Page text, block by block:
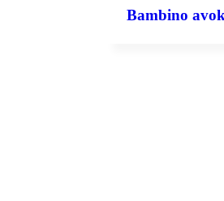
Bambino